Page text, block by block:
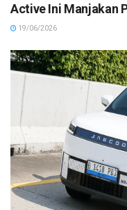
Active Ini Manjakan
19/06/2026